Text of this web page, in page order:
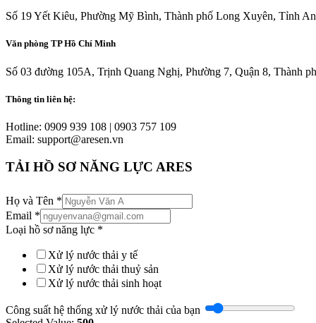
Số 19 Yết Kiêu, Phường Mỹ Bình, Thành phố Long Xuyên, Tỉnh
Văn phòng TP Hồ Chí Minh
Số 03 đường 105A, Trịnh Quang Nghị, Phường 7, Quận 8, Thành
Thông tin liên hệ:
Hotline: 0909 939 108 | 0903 757 109
Email: support@aresen.vn
TẢI HỒ SƠ NĂNG LỰC ARES
Họ và Tên *
Email *
Loại hồ sơ năng lực *
Xử lý nước thải y tế
Xử lý nước thải thuỷ sản
Xử lý nước thải sinh hoạt
Công suất hệ thống xử lý nước thải của bạn